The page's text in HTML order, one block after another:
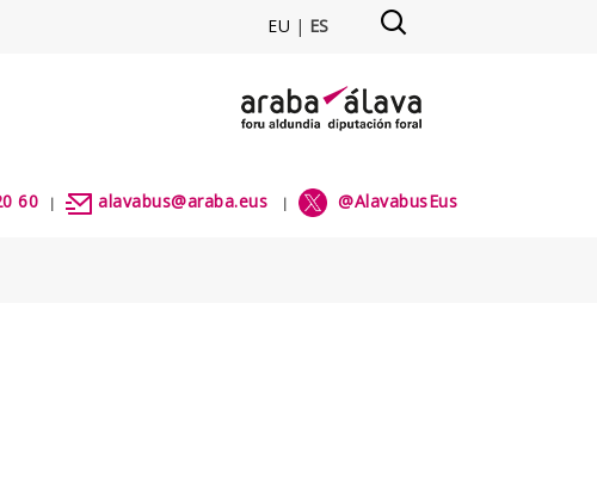
EU | ES
- alavabus
60 | alavabus@araba.eus | @AlavabusEus